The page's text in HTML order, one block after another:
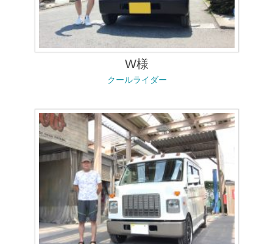
W様
クールライダー